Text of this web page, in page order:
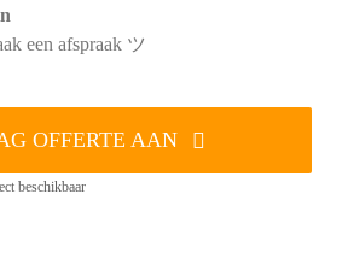
een afspraak ツ
OFFERTE AAN
beschikbaar